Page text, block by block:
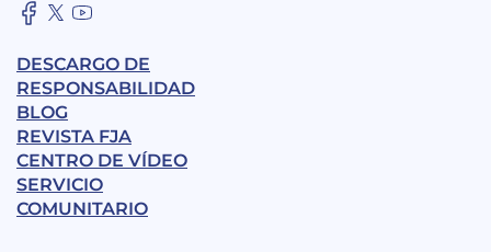
DESCARGO DE
RESPONSABILIDAD
BLOG
REVISTA FJA
CENTRO DE VÍDEO
SERVICIO
COMUNITARIO